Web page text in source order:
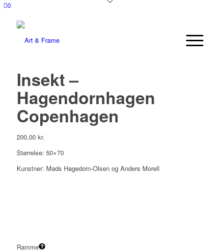
0
Insekt –
Hagendornhagen
Copenhagen
200,00 kr.
Størrelse: 50×70
Kunstner: Mads Hagedorn-Olsen og Anders Morell
Ramme